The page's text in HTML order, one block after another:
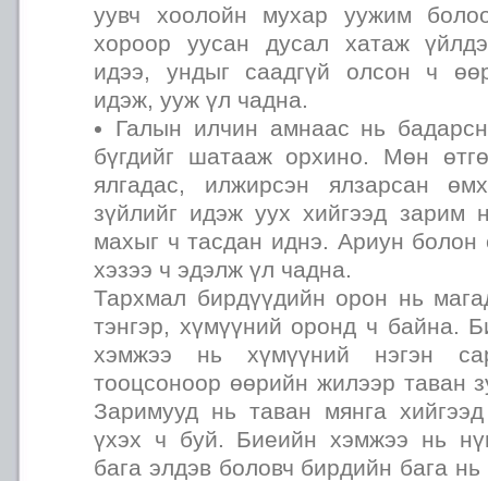
уувч хоолойн мухар уужим
хороор уусан дусал хатаж
идээ, ундыг саадгүй олсон ч
идэж, ууж үл чадна.
Галын илчин амнаас нь
бүгдийг шатааж орхино. Мөн
ялгадас, илжирсэн ялзарсан
зүйлийг идэж уух хийгээд зарим
махыг ч тасдан иднэ. Ариун болон
хэзээ ч эдэлж үл чадна.
Тархмал бирдүүдийн орон нь
тэнгэр, хүмүүний оронд ч байна.
хэмжээ нь хүмүүний нэгэн
тооцсоноор өөрийн жилээр таван
Заримууд нь таван мянга
үхэх ч буй. Биеийн хэмжээ нь
бага элдэв боловч бирдийн бага